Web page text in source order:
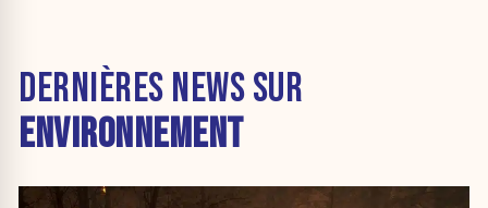
DERNIÈRES NEWS SUR
ENVIRONNEMENT